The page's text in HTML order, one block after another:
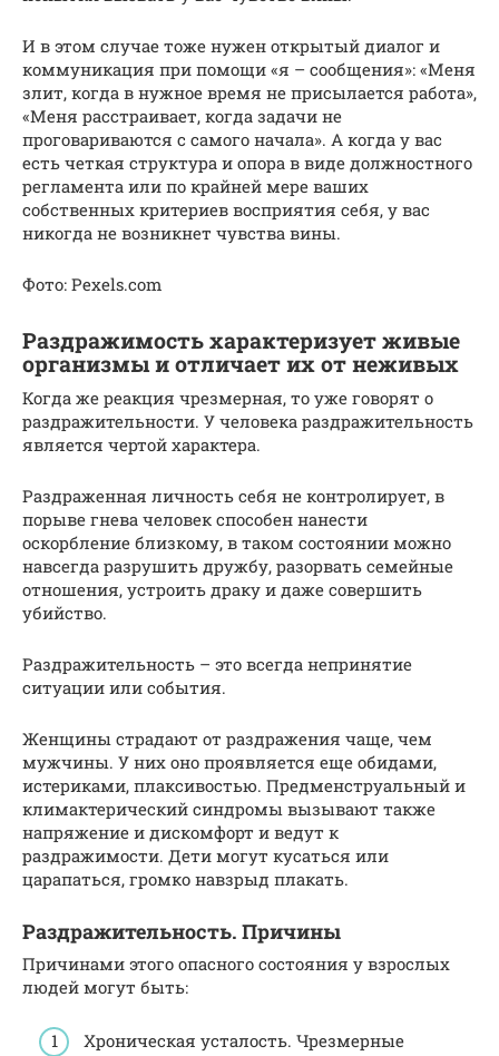
И в этом случае тоже нужен открытый диалог и
коммуникация при помощи «я – сообщения»: «Меня
злит, когда в нужное время не присылается работа»,
«Меня расстраивает, когда задачи не
проговариваются с самого начала». А когда у вас
есть четкая структура и опора в виде должностного
регламента или по крайней мере ваших
собственных критериев восприятия себя, у вас
никогда не возникнет чувства вины.
Фото: Pexels.com
Раздражимость характеризует живые
организмы и отличает их от неживых
Когда же реакция чрезмерная, то уже говорят о
раздражительности. У человека раздражительность
является чертой характера.
Раздраженная личность себя не контролирует, в
порыве гнева человек способен нанести
оскорбление близкому, в таком состоянии можно
навсегда разрушить дружбу, разорвать семейные
отношения, устроить драку и даже совершить
убийство.
Раздражительность – это всегда непринятие
ситуации или события.
Женщины страдают от раздражения чаще, чем
мужчины. У них оно проявляется еще обидами,
истериками, плаксивостью. Предменструальный и
климактерический синдромы вызывают также
напряжение и дискомфорт и ведут к
раздражимости. Дети могут кусаться или
царапаться, громко навзрыд плакать.
Раздражительность. Причины
Причинами этого опасного состояния у взрослых
людей могут быть:
Хроническая усталость. Чрезмерные